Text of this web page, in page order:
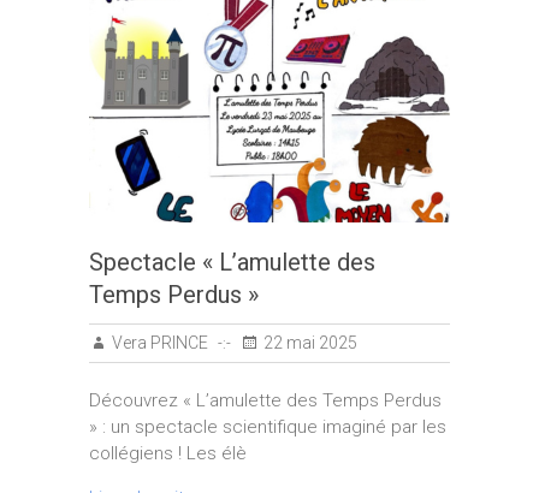
Spectacle « L’amulette des
Temps Perdus »
Vera PRINCE 22 mai 2025
Découvrez « L’amulette des Temps Perdus
» : un spectacle scientifique imaginé par les
collégiens ! Les élè